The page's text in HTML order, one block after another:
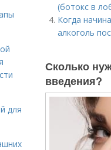
(ботокс в
Когда
алкоголь
Сколько
введения?
для